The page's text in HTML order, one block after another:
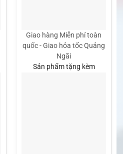
Giao hàng Miễn phí toàn
quốc - Giao hỏa tốc Quảng
Ngãi
Sản phẩm tặng kèm